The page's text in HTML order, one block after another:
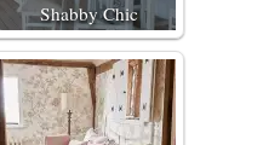
Shabby Chic